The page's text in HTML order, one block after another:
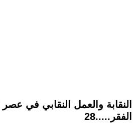
النقابة والعمل النقابي في
الفقر.....28